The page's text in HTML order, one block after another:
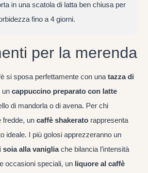
in una scatola di latta ben chiusa per
fino a 4 giorni.
per la merenda
si sposa perfettamente con una tazza di
un cappuccino preparato con latte
di mandorla o di avena. Per chi
fredde, un caffè shakerato rappresenta
ideale. I più golosi apprezzeranno un
soia alla vanigliache bilancia l’intensità
occasioni speciali, un liquore al caffè